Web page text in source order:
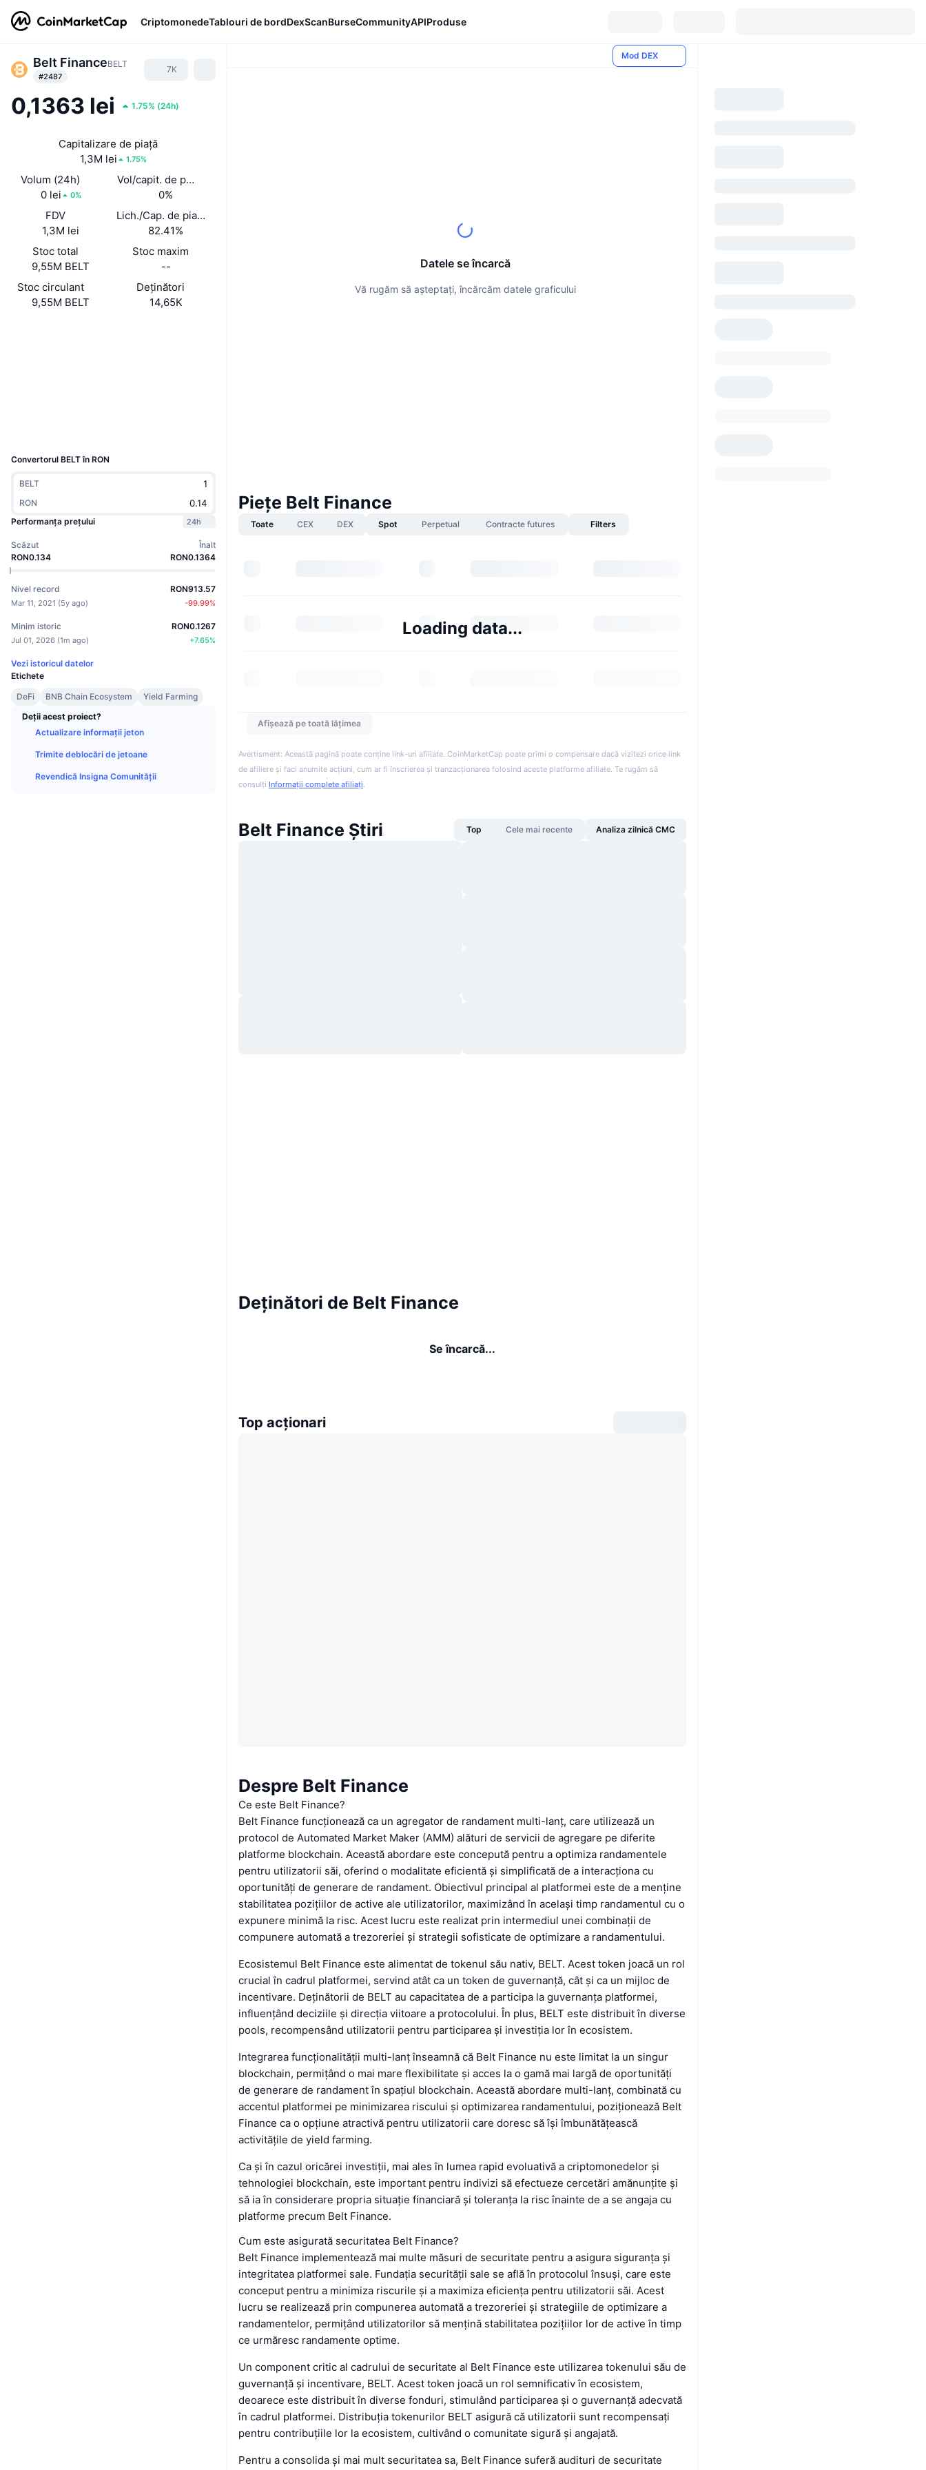
CriptomonedeTablouri de bordDexScanBurseCommunityAPIProduse
Belt FinanceBELT
#2487
7K
0,1363 lei 1.75% (24h)
Capitalizare de piață
1,3M lei
1.75%
Volum (24h)
0 lei
0%
Vol/capit. de piață (24 h)
0%
FDV
1,3M lei
Lich./Cap. de piață
82.41%
Stoc total
9,55M BELT
Stoc maxim
--
Stoc circulant
9,55M BELT
Deținători
14,65K
Convertorul BELT în RON
BELT
RON
Performanța prețului
24h
Scăzut
RON0.134
Înalt
RON0.1364
Nivel record
Mar 11, 2021 (5y ago)
RON913.57
-99.99%
Minim istoric
Jul 01, 2026 (1m ago)
RON0.1267
+7.65%
Vezi istoricul datelor
Etichete
DeFi
BNB Chain Ecosystem
Yield Farming
Deții acest proiect?
Actualizare informații jeton
Trimite deblocări de jetoane
Revendică Insigna Comunității
Mod DEX
Datele se încarcă
Vă rugăm să așteptați, încărcăm datele graficului
Piețe Belt Finance
Toate CEX DEX Spot Perpetual Contracte futures Filters
Loading data...
Afișează pe toată lățimea
Avertisment: Această pagină poate conține link-uri afiliate. CoinMarketCap poate primi o compensare dacă vizitezi orice link
de afiliere și faci anumite acțiuni, cum ar fi înscrierea și tranzacționarea folosind aceste platforme afiliate. Te rugăm să
consulți Informații complete afiliați.
Belt Finance Știri Top Cele mai recente Analiza zilnică CMC
Deținători de Belt Finance
Se încarcă...
Top acționari
Despre Belt Finance
Ce este Belt Finance?
Belt Finance funcționează ca un agregator de randament multi-lanț, care utilizează un
protocol de Automated Market Maker (AMM) alături de servicii de agregare pe diferite
platforme blockchain. Această abordare este concepută pentru a optimiza randamentele
pentru utilizatorii săi, oferind o modalitate eficientă și simplificată de a interacționa cu
oportunități de generare de randament. Obiectivul principal al platformei este de a menține
stabilitatea pozițiilor de active ale utilizatorilor, maximizând în același timp randamentul cu o
expunere minimă la risc. Acest lucru este realizat prin intermediul unei combinații de
compunere automată a trezoreriei și strategii sofisticate de optimizare a randamentului.
Ecosistemul Belt Finance este alimentat de tokenul său nativ, BELT. Acest token joacă un rol
crucial în cadrul platformei, servind atât ca un token de guvernanță, cât și ca un mijloc de
incentivare. Deținătorii de BELT au capacitatea de a participa la guvernanța platformei,
influențând deciziile și direcția viitoare a protocolului. În plus, BELT este distribuit în diverse
pools, recompensând utilizatorii pentru participarea și investiția lor în ecosistem.
Integrarea funcționalității multi-lanț înseamnă că Belt Finance nu este limitat la un singur
blockchain, permițând o mai mare flexibilitate și acces la o gamă mai largă de oportunități
de generare de randament în spațiul blockchain. Această abordare multi-lanț, combinată cu
accentul platformei pe minimizarea riscului și optimizarea randamentului, poziționează Belt
Finance ca o opțiune atractivă pentru utilizatorii care doresc să își îmbunătățească
activitățile de yield farming.
Ca și în cazul oricărei investiții, mai ales în lumea rapid evoluativă a criptomonedelor și
tehnologiei blockchain, este important pentru indivizi să efectueze cercetări amănunțite și
să ia în considerare propria situație financiară și toleranța la risc înainte de a se angaja cu
platforme precum Belt Finance.
Cum este asigurată securitatea Belt Finance?
Belt Finance implementează mai multe măsuri de securitate pentru a asigura siguranța și
integritatea platformei sale. Fundația securității sale se află în protocolul însuși, care este
conceput pentru a minimiza riscurile și a maximiza eficiența pentru utilizatorii săi. Acest
lucru se realizează prin compunerea automată a trezoreriei și strategiile de optimizare a
randamentelor, permițând utilizatorilor să mențină stabilitatea pozițiilor lor de active în timp
ce urmăresc randamente optime.
Un component critic al cadrului de securitate al Belt Finance este utilizarea tokenului său de
guvernanță și incentivare, BELT. Acest token joacă un rol semnificativ în ecosistem,
deoarece este distribuit în diverse fonduri, stimulând participarea și o guvernanță adecvată
în cadrul platformei. Distribuția tokenurilor BELT asigură că utilizatorii sunt recompensați
pentru contribuțiile lor la ecosistem, cultivând o comunitate sigură și angajată.
Pentru a consolida și mai mult securitatea sa, Belt Finance suferă audituri de securitate